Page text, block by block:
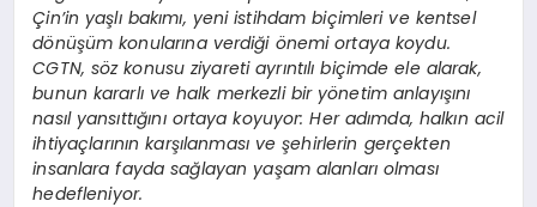
Çin’in yaşlı bakımı, yeni istihdam biçimleri ve kentsel
dönüşüm konularına verdiği önemi ortaya koydu.
CGTN, söz konusu ziyareti ayrıntılı biçimde ele alarak,
bunun kararlı ve halk merkezli bir yönetim anlayışını
nasıl yansıttığını ortaya koyuyor: Her adımda, halkın acil
ihtiyaçlarının karşılanması ve şehirlerin gerçekten
insanlara fayda sağlayan yaşam alanları olması
hedefleniyor.